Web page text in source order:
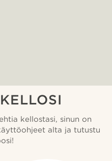
kellostasi, sinun on
alta ja tutustu